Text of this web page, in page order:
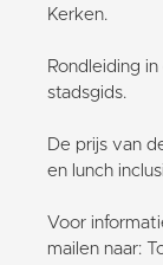
Kerken.
Rondleiding
stadsgids.
De prijs van
en lunch
Voor
mailen naar: